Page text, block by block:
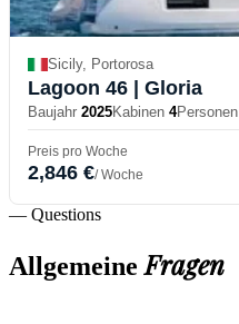
Sicily, Portorosa
Lagoon 46 | Gloria
Baujahr 2025Kabinen 4Personen
Preis pro Woche
2,846 €/ Woche
— Questions
AllgemeineFragen